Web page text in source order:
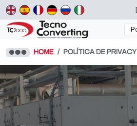
HOME POLÍTICA DE PRIVACY